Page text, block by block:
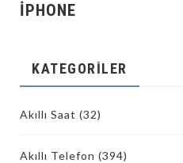
İPHONE
KATEGORILER
Akıllı Saat (32)
Akıllı Telefon (394)